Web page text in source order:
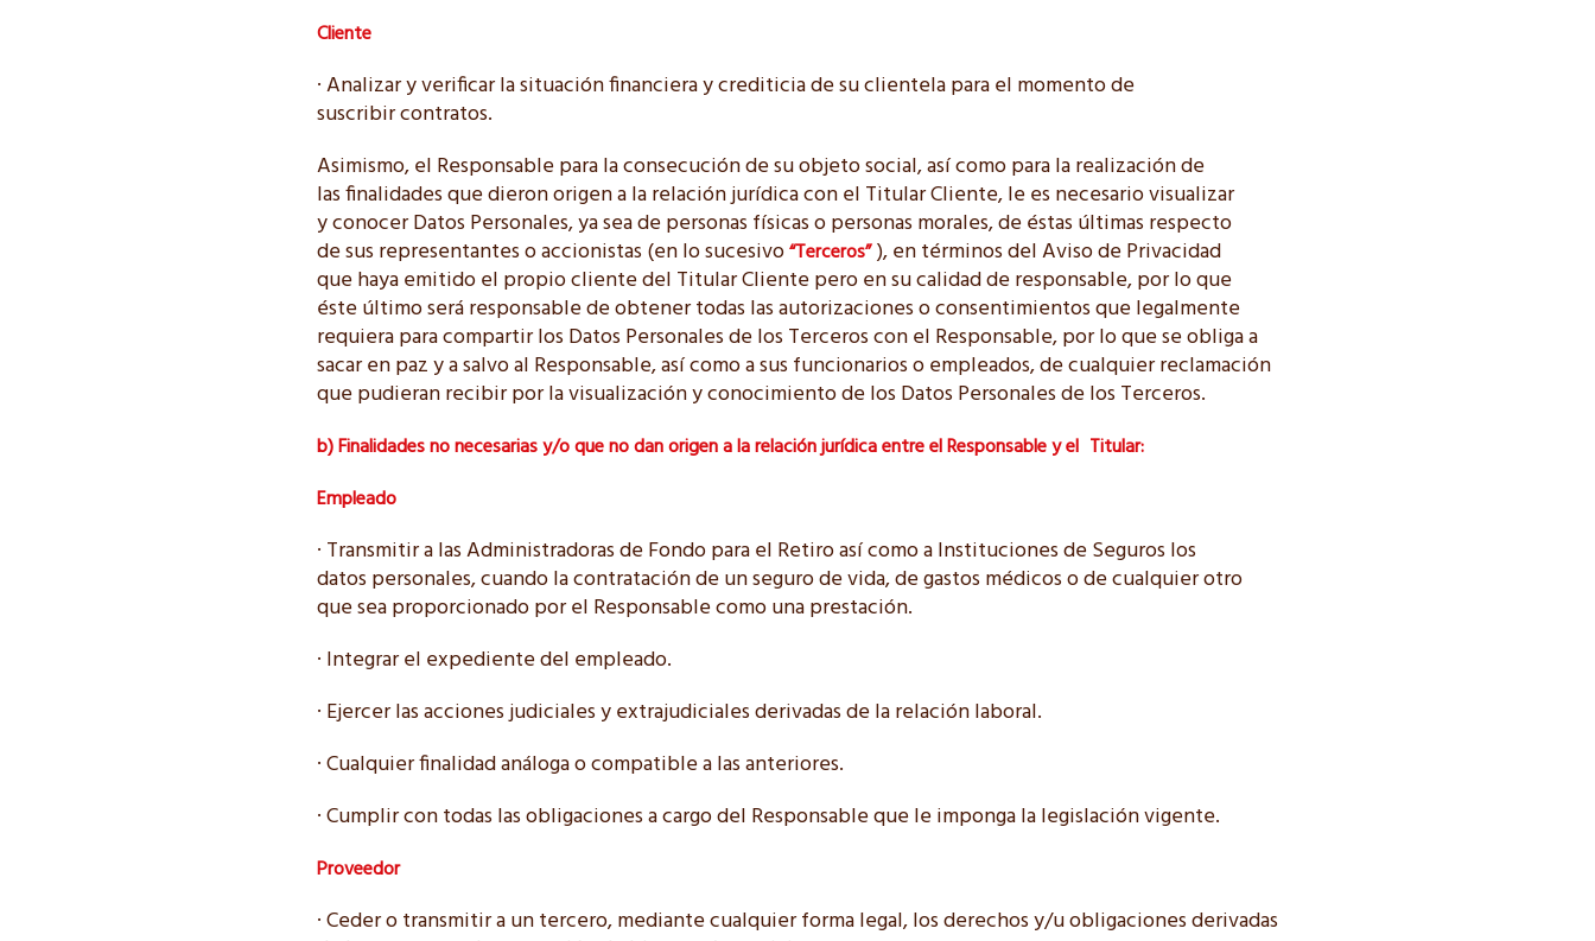
Cliente
· Analizar y verificar la situación financiera y crediticia de su clientela para el momento de
suscribir contratos.
Asimismo, el Responsable para la consecución de su objeto social, así como para la realización de
las finalidades que dieron origen a la relación jurídica con el Titular Cliente, le es necesario visualizar
y conocer Datos Personales, ya sea de personas físicas o personas morales, de éstas últimas respecto
de sus representantes o accionistas (en lo sucesivo“Terceros”), en términos del Aviso de Privacidad
que haya emitido el propio cliente del Titular Cliente pero en su calidad de responsable, por lo que
éste último será responsable de obtener todas las autorizaciones o consentimientos que legalmente
requiera para compartir los Datos Personales de los Terceros con el Responsable, por lo que se obliga a
sacar en paz y a salvo al Responsable, así como a sus funcionarios o empleados, de cualquier reclamación
que pudieran recibir por la visualización y conocimiento de los Datos Personales de los Terceros.
b) Finalidades no necesarias y/o que no dan origen a la relación jurídica entre el Responsable y el Titular:
Empleado
· Transmitir a las Administradoras de Fondo para el Retiro así como a Instituciones de Seguros los
datos personales, cuando la contratación de un seguro de vida, de gastos médicos o de cualquier otro
que sea proporcionado por el Responsable como una prestación.
· Integrar el expediente del empleado.
· Ejercer las acciones judiciales y extrajudiciales derivadas de la relación laboral.
· Cualquier finalidad análoga o compatible a las anteriores.
· Cumplir con todas las obligaciones a cargo del Responsable que le imponga la legislación vigente.
Proveedor
· Ceder o transmitir a un tercero, mediante cualquier forma legal, los derechos y/u obligaciones derivadas